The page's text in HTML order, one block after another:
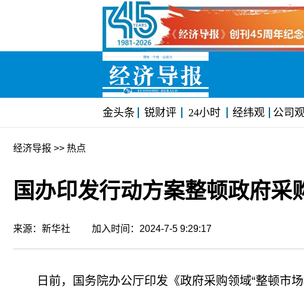
金头条 锐财评 24小时 经纬观 公司
经济导报 >> 热点
国办印发行动方案整顿政府采
来源：新华社 加入时间：2024-7-5 9:29:17
日前，国务院办公厅印发《政府采购领域“整顿市场